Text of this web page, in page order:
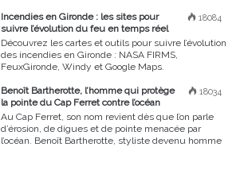
18084
Incendies en Gironde : les sites pour
suivre l’évolution du feu en temps réel
Découvrez les cartes et outils pour suivre l’évolution
des incendies en Gironde : NASA FIRMS,
FeuxGironde, Windy et Google Maps.
18034
Benoît Bartherotte, l’homme qui protège
la pointe du Cap Ferret contre l’océan
Au Cap Ferret, son nom revient dès que l’on parle
d’érosion, de digues et de pointe menacée par
l’océan. Benoît Bartherotte, styliste devenu homme